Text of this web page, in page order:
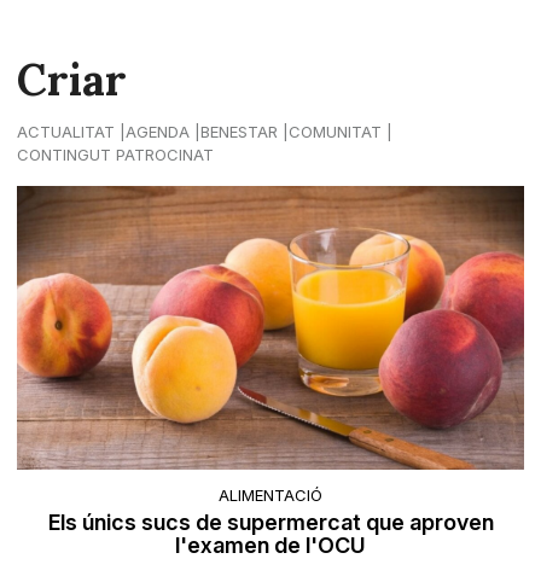
Criar
ACTUALITAT AGENDA BENESTAR
COMUNITAT
CONTINGUT PATROCINAT
ALIMENTACIÓ
Els únics sucs de supermercat que aproven
l'examen de l'OCU